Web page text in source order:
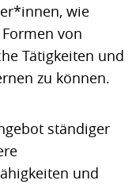
wie
von
Tätigkeiten und
zu können.
ständiger
und